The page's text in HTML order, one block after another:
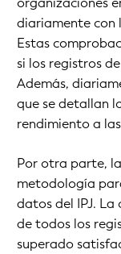
diariamente con
Estas
si los registros
Además,
que se detallan
rendimiento a
Por otra parte,
metodología
datos del IPJ.
de todos los
superado